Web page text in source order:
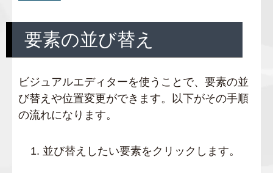
要素の並び替え
ビジュアルエディターを使うことで、要素の並
び替えや位置変更ができます。以下がその手順
の流れになります。
並び替えしたい要素をクリックします。